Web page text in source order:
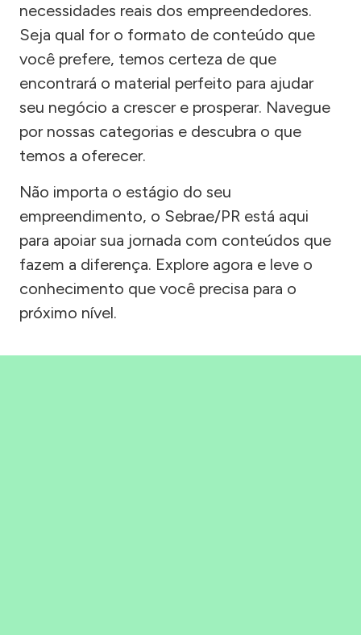
necessidades reais dos empreendedores.
Seja qual for o formato de conteúdo que
você prefere, temos certeza de que
encontrará o material perfeito para ajudar
seu negócio a crescer e prosperar. Navegue
por nossas categorias e descubra o que
temos a oferecer.
Não importa o estágio do seu
empreendimento, o Sebrae/PR está aqui
para apoiar sua jornada com conteúdos que
fazem a diferença. Explore agora e leve o
conhecimento que você precisa para o
próximo nível.